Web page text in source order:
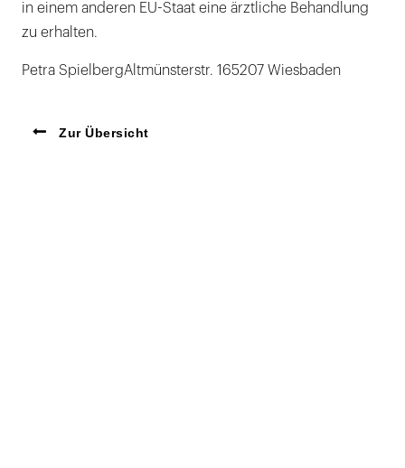
in einem anderen EU-Staat eine ärztliche Behandlung
zu erhalten.
Petra SpielbergAltmünsterstr. 165207 Wiesbaden
Zur Übersicht